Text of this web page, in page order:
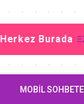
Herkez Burada
MOBIL